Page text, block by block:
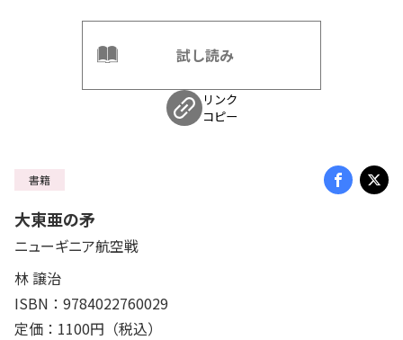
試し読み
リンク
コピー
書籍
大東亜の矛
ニューギニア航空戦
林 譲治
ISBN：9784022760029
定価：1100円（税込）